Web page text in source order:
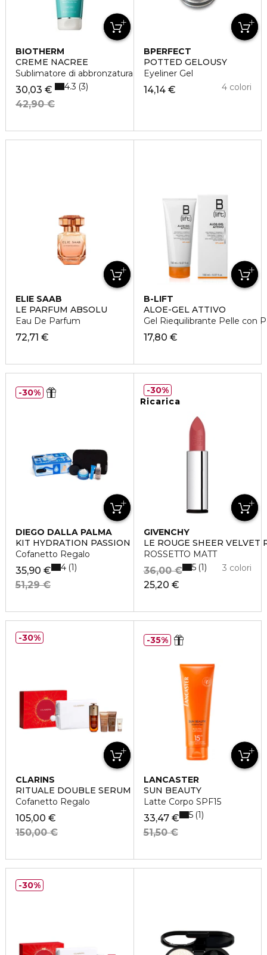
BIOTHERM
CREME NACREE
Sublimatore di abbronzatura
30,03 €
42,90 €
4.3 3
BPERFECT
POTTED GELOUSY
Eyeliner Gel
14,14 € 4 colori
ELIE SAAB
LE PARFUM ABSOLU
Eau De Parfum
72,71 €
B-LIFT
ALOE-GEL ATTIVO
Gel Riequilibrante Pelle con
17,80 €
DIEGO DALLA PALMA
KIT HYDRATION PASSION
Cofanetto Regalo
35,90 €
51,29 €
4 1
30%
Ricarica
GIVENCHY
LE ROUGE SHEER VELVET
ROSSETTO MATT
25,20 €
36,00 € 3 colori
5 1
30%
CLARINS
RITUALE DOUBLE SERUM & EXTRA-FIRMING
Cofanetto Regalo
105,00 €
150,00 €
30%
LANCASTER
SUN BEAUTY
Latte Corpo SPF15
33,47 €
51,50 €
5 1
35%
30%